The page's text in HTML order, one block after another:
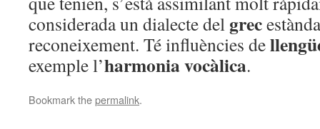
considerada un dialecte del grec
reconeixement. Té influències de
exemple l’harmonia vocàlica.
Bookmark thepermalink.